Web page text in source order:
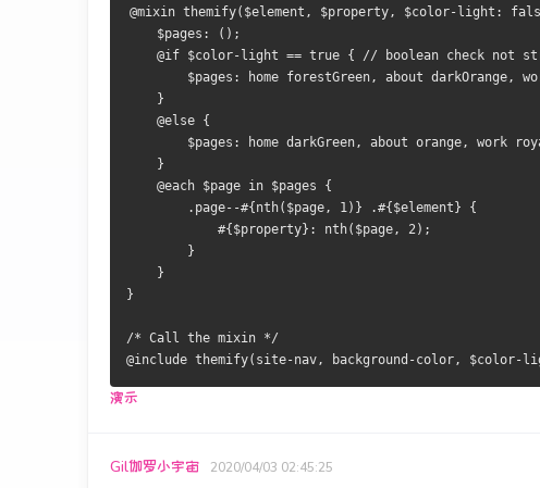
@mixin themify($element, $property, $color-light:
    $pages: ();
@if $color-light == true { // boolean check not
$pages: home forestGreen, about darkOrange,
    }
    @else {
$pages: home darkGreen, about orange, work
    }
    @each $page in $pages {
        .page--#{nth($page, 1)} .#{$element} {
            #{$property}: nth($page, 2);
        }
    }
}
/* Call the mixin */
@include themify(site-nav, background-color,
演示
Gil伽罗小宇宙 2020/04/03 02:45:25